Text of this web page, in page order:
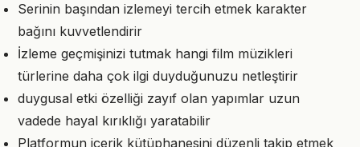
Serinin başından izlemeyi tercih etmek karakter
bağını kuvvetlendirir
İzleme geçmişinizi tutmak hangi film müzikleri
türlerine daha çok ilgi duyduğunuzu netleştirir
duygusal etki özelliği zayıf olan yapımlar uzun
vadede hayal kırıklığı yaratabilir
Platformun içerik kütüphanesini düzenli takip etmek